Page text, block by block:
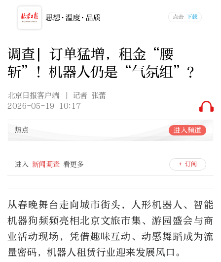
调查| 订单猛增，租金“腰
斩”！机器人仍是“气氛组”？
北京日报客户端
| 记者 张蕾
2026-05-19 10:17
热点 进入频道
进入 新闻调查 看更多 + 订阅
从春晚舞台走向城市街头，人形机器人、智能
机器狗频频亮相北京文旅市集、游园盛会与商
业活动现场，凭借趣味互动、动感舞蹈成为流
量密码，机器人租赁行业迎来发展风口。